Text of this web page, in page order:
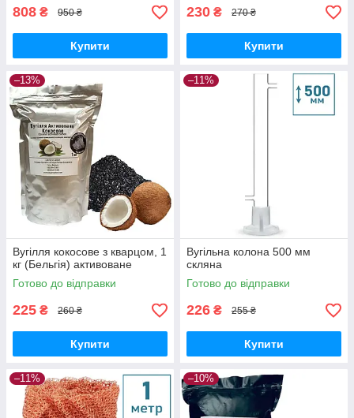
808 ₴ 950 ₴
Купити
230 ₴ 270 ₴
Купити
–13%
Вугілля кокосове з кварцом, 1
кг (Бельгія) активоване
Готово до відправки
225 ₴ 260 ₴
Купити
–11%
Вугільна колона 500 мм
скляна
Готово до відправки
226 ₴ 255 ₴
Купити
–11% –10%